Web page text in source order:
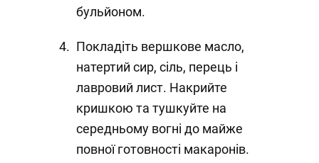
бульйоном.
Покладіть вершкове масло,
натертий сир, сіль, перець і
лавровий лист. Накрийте
кришкою та тушкуйте на
середньому вогні до майже
повної готовності макаронів.